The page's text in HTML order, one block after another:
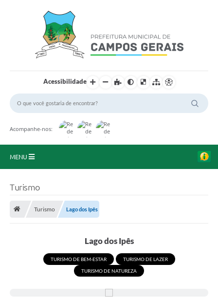
Acessibilidade
Acompanhe-nos:
MENU
Secretarias
Turismo
Turismo Lago dos Ipês
Lago dos Ipês
TURISMO DE BEM-ESTAR
TURISMO DE LAZER
TURISMO DE NATUREZA